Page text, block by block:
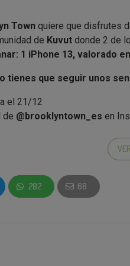
Town quiere que disfrutes
de Kuvut donde 2 de
1 iPhone 13, valorado
tienes que seguir unos
el 21/12
de @brooklyntown_es en
opciones extrasolo por
paraprobarlas nuevas
282 68